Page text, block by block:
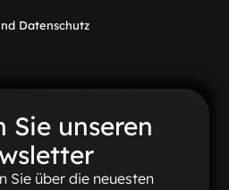
Datenschutz
Sie unseren
Sie über die neuesten